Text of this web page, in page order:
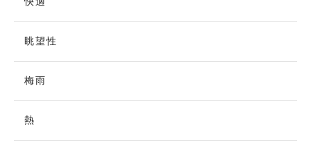
眺望性
梅雨
熱